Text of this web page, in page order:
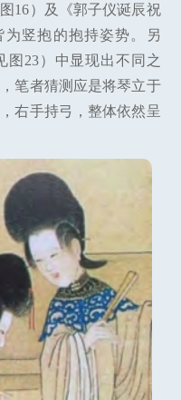
16）及《郭子仪诞辰祝
竖抱的抱持姿势。另
图23）中显现出不同之
笔者猜测应是将琴立于
右手持弓，整体依然呈